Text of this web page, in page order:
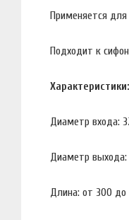
Применяется
Подходит к
Характеристики:
Диаметр входа:
Диаметр
Длина: от 300